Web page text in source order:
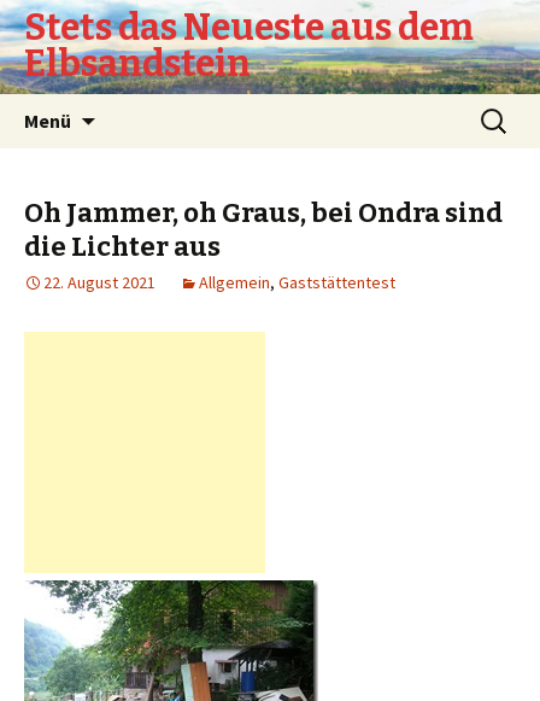
Stets das Neueste aus dem
Elbsandstein
Menü
Suchen
nach:
Oh Jammer, oh Graus, bei Ondra sind
die Lichter aus
22. August 2021 Allgemein, Gaststättentest